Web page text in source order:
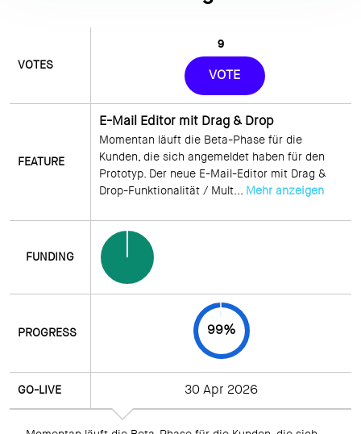
9
VOTE
E-Mail Editor mit Drag & Drop
Momentan läuft die Beta-Phase für die
Kunden, die sich angemeldet haben für den
Prototyp. Der neue E-Mail-Editor mit Drag &
Drop-Funktionalität / Mult... Mehr anzeigen
99%
30 Apr 2026